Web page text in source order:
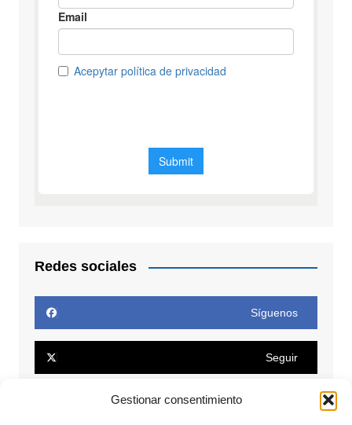
Gestionar consentimiento
Redes sociales
Síguenos
Seguir